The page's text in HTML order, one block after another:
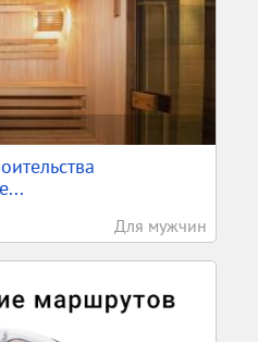
Для мужчин